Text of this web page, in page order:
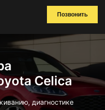
Позвонить
Celica
диагностике